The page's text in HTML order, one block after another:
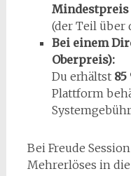
Mindestpreis
(der Teil über
Bei einem
Oberpreis):
Du erhältst
Plattform
Bei Freude
Mehrerlöses in